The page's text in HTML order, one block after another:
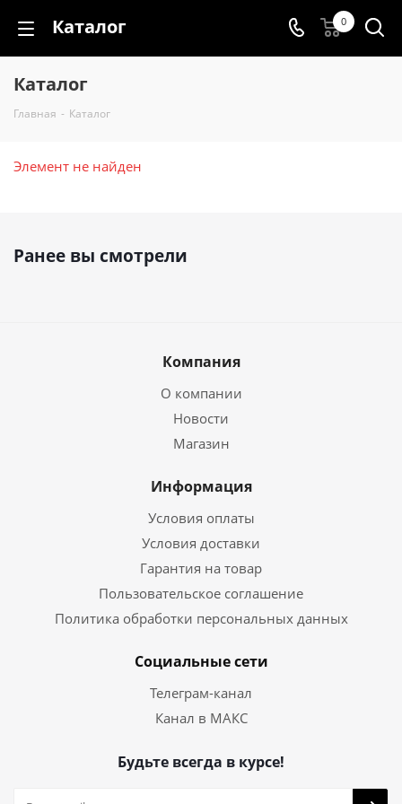
Каталог 0
Каталог
Главная - Каталог
Элемент не найден
Ранее вы смотрели
Компания
О компании
Новости
Магазин
Информация
Условия оплаты
Условия доставки
Гарантия на товар
Пользовательское соглашение
Политика обработки персональных данных
Социальные сети
Телеграм-канал
Канал в МАКС
Будьте всегда в курсе!